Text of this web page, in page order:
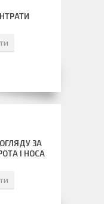
ЗА
І НОСА